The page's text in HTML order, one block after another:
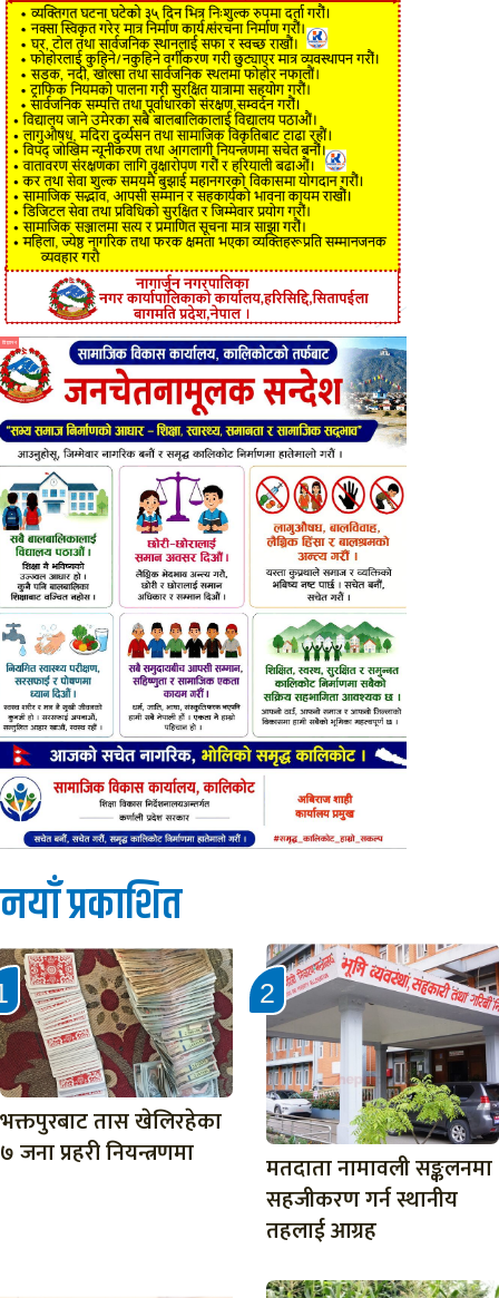
विज्ञापन
नयाँ प्रकाशित
भक्तपुरबाट तास खेलिरहेका
७ जना प्रहरी नियन्त्रणमा
मतदाता नामावली सङ्कलनमा
सहजीकरण गर्न स्थानीय
तहलाई आग्रह